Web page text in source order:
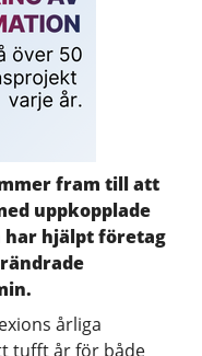
fram till att
uppkopplade
har hjälpt företag
årliga
tufft år för både